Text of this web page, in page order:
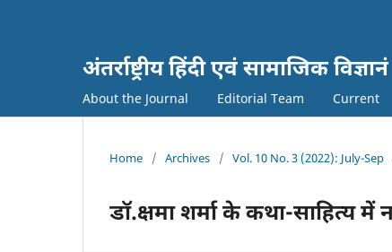
अंतर्राष्ट्रीय हिंदी एवं सामाजिक
About the Journal Editorial Team Current
Home / Archives / Vol. 10 No. 3 (2022): July-Sep
डॉ.क्षमा शर्मा के कथा-साहित्य में